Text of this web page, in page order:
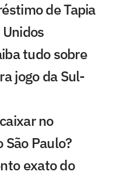
de Tapia
tudo sobre
jogo da Sul-
no
Paulo?
exato do